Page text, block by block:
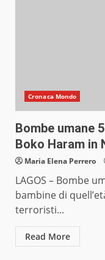
Cronaca Mondo
Bombe umane
Boko Haram in
Maria Elena Perrero
LAGOS – Bombe
bambine di
terroristi...
Read More